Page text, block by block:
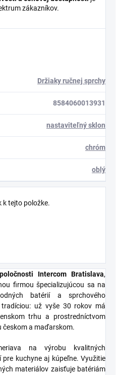
zákazníkov.
Držiaky ručnej sprchy
8584060013931
nastaviteľný sklon
chróm
oblý
k tejto položke.
Intercom Bratislava,
firmou špecializujúcou sa na
batérií a sprchového
už vyše 30 rokov má
trhu a prostredníctvom
českom a maďarskom.
na výrobu kvalitných
kuchyne aj kúpeľne. Využitie
materiálov zaisťuje batériám